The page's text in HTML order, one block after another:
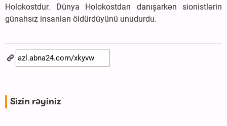
Holokostdur. Dünya Holokostdan danışarkən sionistlərin
günahsız insanları öldürdüyünü unudurdu.
Sizin rəyiniz